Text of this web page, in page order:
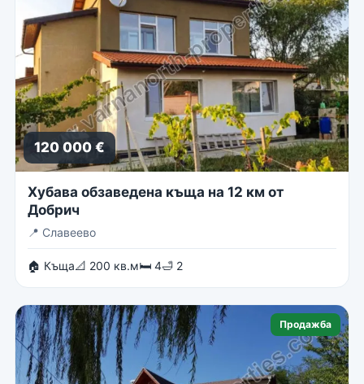
120 000 €
Хубава обзаведена къща на 12 км от
Добрич
📍 Славеево
🏠 Къща📐 200 кв.м🛏 4🛁 2
Продажба